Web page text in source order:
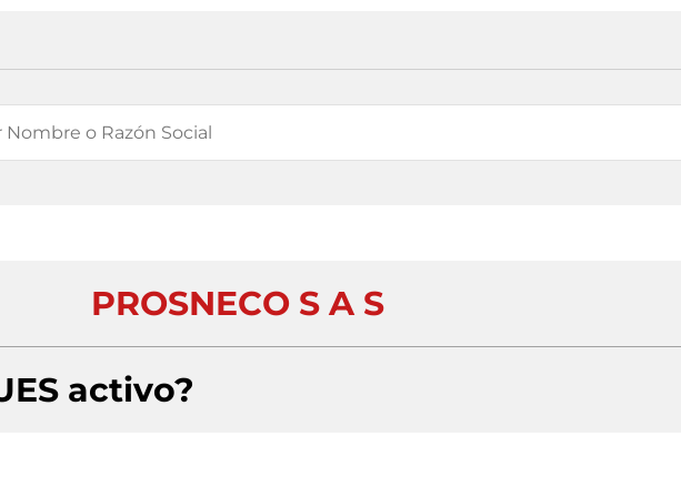
PROSNECO S A S
activo?